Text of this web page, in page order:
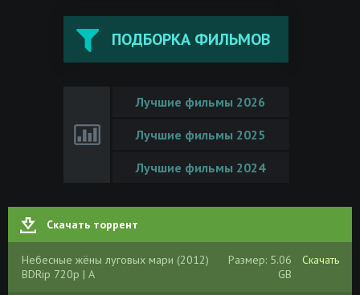
ПОДБОРКА ФИЛЬМОВ
Лучшие фильмы 2026
Лучшие фильмы 2025
Лучшие фильмы 2024
Скачать торрент
Небесные жёны луговых мари (2012)
BDRip 720p | A
Размер: 5.06
GB
Скачать